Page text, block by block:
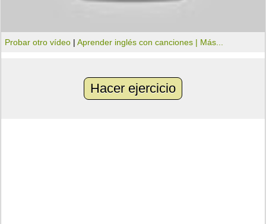
Probar otro vídeo |Aprender inglés con canciones | Más...
Hacer ejercicio